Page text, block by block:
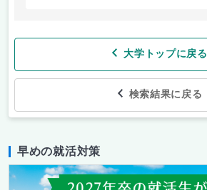
大学トップに戻る
検索結果に戻る
早めの就活対策